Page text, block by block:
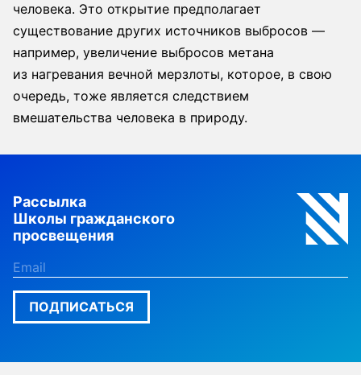
человека. Это открытие предполагает
существование других источников выбросов —
например, увеличение выбросов метана
из нагревания вечной мерзлоты, которое, в свою
очередь, тоже является следствием
вмешательства человека в природу.
Рассылка
Школы гражданского
просвещения
ПОДПИСАТЬСЯ